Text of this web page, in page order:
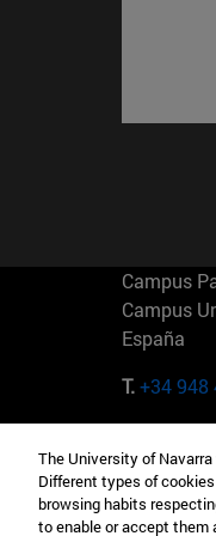
Campus
Campus
España
T.+34 948
Camino
Madrid
The University of
Different types of
browsing habits
to enable or accept them